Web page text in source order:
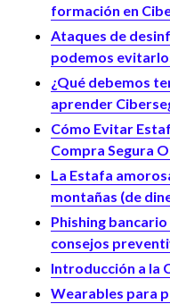
formación en
Ataques de
podemos
¿Qué debemos
aprender
Cómo Evitar
Compra Segura
La Estafa
montañas (de
Phishing
consejos
Introducción a la
Wearables para